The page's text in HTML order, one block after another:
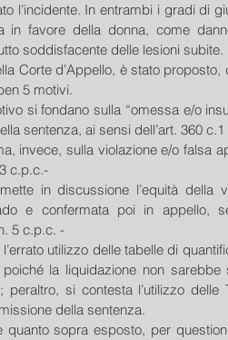
l’incidente. In entrambi i gradi di
in favore della donna, come
soddisfacente delle lesioni subite.
Corte d’Appello, è stato proposto,
5 motivi.
si fondano sulla “omessa e/o
sentenza, ai sensi dell’art. 360
invece, sulla violazione e/o falsa
c.p.c.-
in discussione l’equità della
e confermata poi in appello,
5 c.p.c. -
utilizzo delle tabelle di
la liquidazione non sarebbe
peraltro, si contesta l’utilizzo delle
della sentenza.
quanto sopra esposto, per